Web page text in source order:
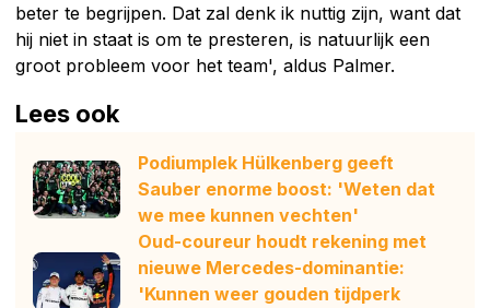
beter te begrijpen. Dat zal denk ik nuttig zijn, want dat
hij niet in staat is om te presteren, is natuurlijk een
groot probleem voor het team', aldus Palmer.
Lees ook
Podiumplek Hülkenberg geeft
Sauber enorme boost: 'Weten dat
we mee kunnen vechten'
Oud-coureur houdt rekening met
nieuwe Mercedes-dominantie:
'Kunnen weer gouden tijdperk